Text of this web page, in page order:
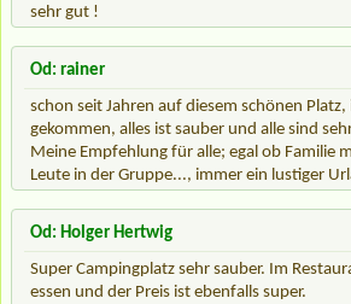
sehr gut !
Od: rainer
schon seit Jahren auf diesem schönen
gekommen, alles ist sauber und alle sind
Meine Empfehlung für alle; egal ob Familie
Leute in der Gruppe..., immer ein lustiger
Od: Holger Hertwig
Super Campingplatz sehr sauber. Im
essen und der Preis ist ebenfalls super.